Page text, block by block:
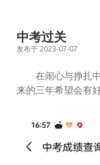
中考过关
发布于 2023-07-07
在闹心与挣扎中
来的三年希望会有